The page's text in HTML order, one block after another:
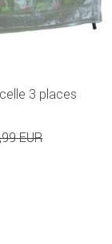
3 places
EUR